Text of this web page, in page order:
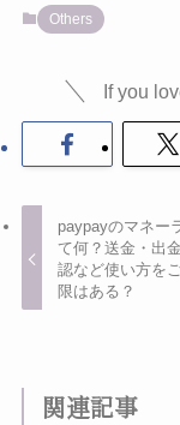
Others
If you
paypayのマネー
て何？送金・出
認など使い方を
限はある？
関連記事